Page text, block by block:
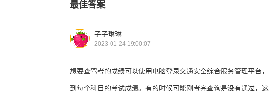
最佳答案
子子琳琳
2023-01-24 19:00:07
想要查驾考的成绩可以使用电脑登录交通安全综合服务管理平台
到每个科目的考试成绩。有的时候可能刚考完查询是没有通过，这